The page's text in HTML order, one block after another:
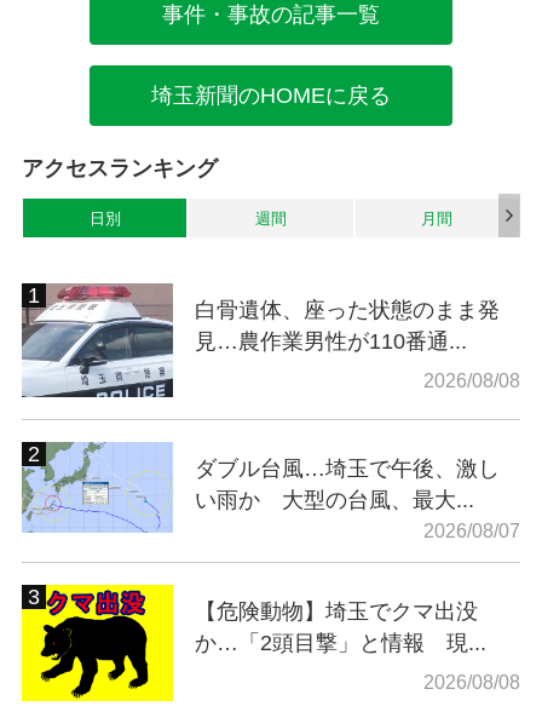
事件・事故の記事一覧
埼玉新聞のHOMEに戻る
アクセスランキング
日別 週間 月間
白骨遺体、座った状態のまま発
見…農作業男性が110番通...
2026/08/08
ダブル台風…埼玉で午後、激し
い雨か 大型の台風、最大...
2026/08/07
【危険動物】埼玉でクマ出没
か…「2頭目撃」と情報 現...
2026/08/08